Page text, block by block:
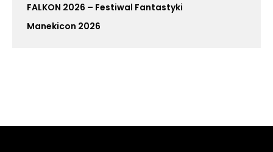
FALKON 2026 – Festiwal Fantastyki
Manekicon 2026